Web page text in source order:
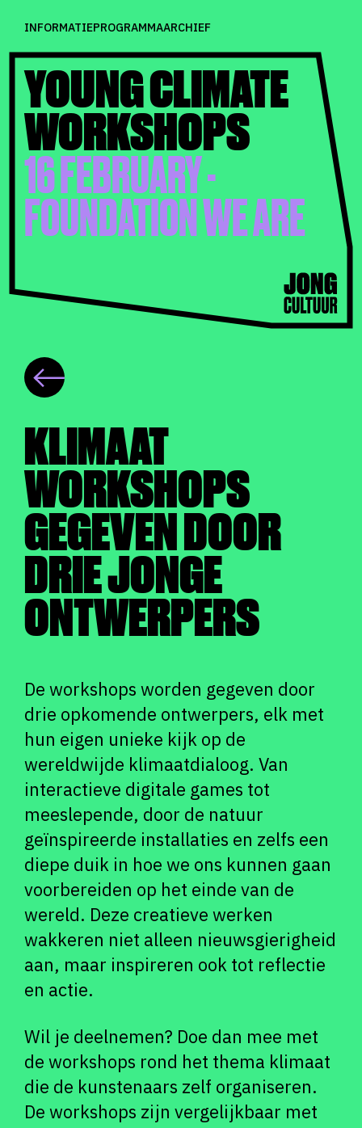
INFORMATIEPROGRAMMAARCHIEF
YOUNG CLIMATE
WORKSHOPS
16 FEBRUARY -
FOUNDATION WE ARE
KLIMAAT
WORKSHOPS
GEGEVEN DOOR
DRIE JONGE
ONTWERPERS
De workshops worden gegeven door
drie opkomende ontwerpers, elk met
hun eigen unieke kijk op de
wereldwijde klimaatdialoog. Van
interactieve digitale games tot
meeslepende, door de natuur
geïnspireerde installaties en zelfs een
diepe duik in hoe we ons kunnen gaan
voorbereiden op het einde van de
wereld. Deze creatieve werken
wakkeren niet alleen nieuwsgierigheid
aan, maar inspireren ook tot reflectie
en actie.
Wil je deelnemen? Doe dan mee met
de workshops rond het thema klimaat
die de kunstenaars zelf organiseren.
De workshops zijn vergelijkbaar met